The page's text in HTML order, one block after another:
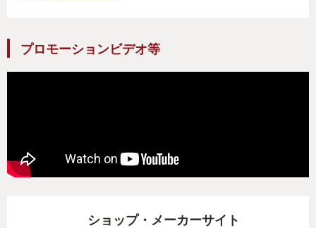
プロモーションビデオ等
ショップ・メーカーサイト